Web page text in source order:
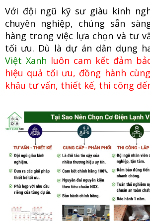
Với đội ngũ kỹ sư giàu kinh
chuyên nghiệp, chúng sẵn
hàng trong việc lựa chọn và tư
tối ưu. Dù là dự án dân dụng
Việt Xanh luôn cam kết đảm
hiệu quả tối ưu, đồng hành
khâu tư vấn, thiết kế, thi công